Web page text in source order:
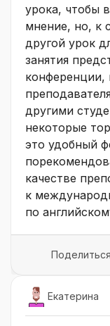
урока, чтобы
мнение, но, к
другой урок
занятия
конференции,
другими
некоторые
это удобный
качестве
к
по
Поделиться
Екатерина